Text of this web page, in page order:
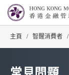
主頁 / 智醒消費者 /